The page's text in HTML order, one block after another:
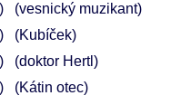
(vesnický muzikant)
(Kubíček)
(doktor Hertl)
(Kátin otec)